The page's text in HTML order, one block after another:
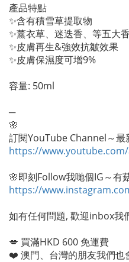
產品特點
✨含有積雪草提取物
✨薰衣草、迷迭香、等五大
✨皮膚再生&強效抗皺效果
✨皮膚保濕度可增9%
容量: 50ml
─
🌸
訂閱YouTube Channel～最
https://
🌸即刻Follow我哋個IG～有
https://
如有任何問題, 歡迎inbox我
💋 買滿HKD 600 免運費
❤️ 澳門、台灣的朋友我們也